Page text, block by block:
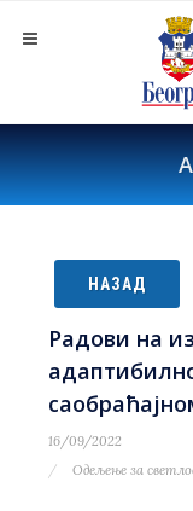
НАЗАД
Радови на
16/09/2022
Одељење за